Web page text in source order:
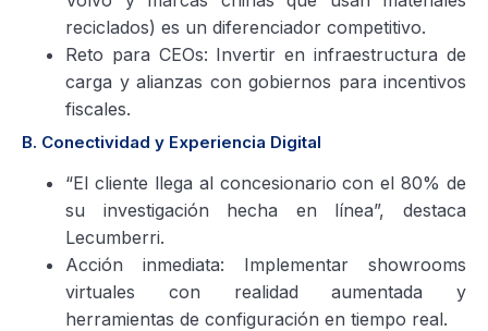
reciclados) es un diferenciador competitivo.
Reto para CEOs: Invertir en infraestructura de
carga y alianzas con gobiernos para incentivos
fiscales.
B. Conectividad y Experiencia Digital
“El cliente llega al concesionario con el 80% de
su investigación hecha en línea”, destaca
Lecumberri.
Acción inmediata: Implementar showrooms
virtuales con realidad aumentada y
herramientas de configuración en tiempo real.